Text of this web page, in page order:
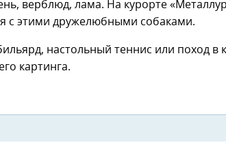
верблюд, лама. На курорте
с этими дружелюбными собаками.
настольный теннис или поход в
картинга.